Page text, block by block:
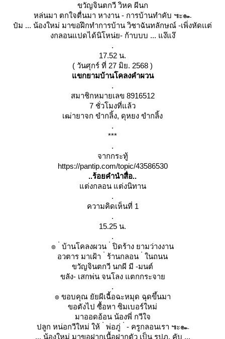
ขวัญจินตกวี วิหค ผีนก
หล่นมา ตกใจตื่นมา หางาน - การบ้านทำคับ ๚ะ๛
ป๋ม ... น้องใหม่ มาขอฝึกทำการบ้าน วิชาฉันทลักษณ์ -เพิ่งหัดเเต่
งกลอนแปดได้นิโหน่ย- ก้าบบบ ... แง๊แง๊
.
17.52 น.
( วันศุกร์ ที่ 27 มิย. 2568 )
ขกยามบ้านโคลงคำผวน
.
สมาชิกหมายเลข 8916512
7 ชั่วโมงที่แล้ว
เฒ่ายาจก ขำกลิ้ง, ดุหยง ขำกลิ้ง
.
***
.
จากกระทู้
https://pantip.com/topic/43586530
..ร้อยคำนำสื่อ..
ต่งกลอน แต่งนิทาน
.
ความคิดเห็นที่ 1
.
15.25 น.
.
๏ ่ บ้านโคลงผวน ่ ปิดร้าง ยามว่างงาน
อวตาร มาเฝ้า ่ ร้านกลอน ่ ในถนน
ขวัญจินตกวี นกผี มี -มนต์
ขลัง- เสกพ่น จนโลง แตกกระจา
.
๏ ขอบคุณ ยัยผีเฉื้อฉะหมุด ฉุดขึ้นมา
ขอตังไป ซื้อหา ซิมเบอร์ใหม่
มาออดอ้อน น้องพี่ กวีใจ
ปลูก หน่อกวีใหม่ ให้ ่ พ่อภู่ ่ - ครูกลอนเรา ๚ะ๛
... น้องใหม่ มาขอฝากเนื้อฝากตัว เป็น รปภ. คับ ...